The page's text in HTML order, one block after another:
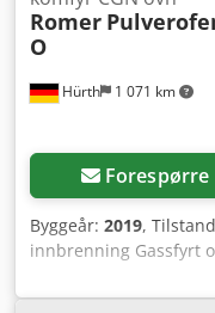
Hürth 1 071 km
Romer
O
Forespørre
Byggeår: 2019,
innbrenning Gassfyrt
SGS-800/O Gema
mm Dybde: 12500